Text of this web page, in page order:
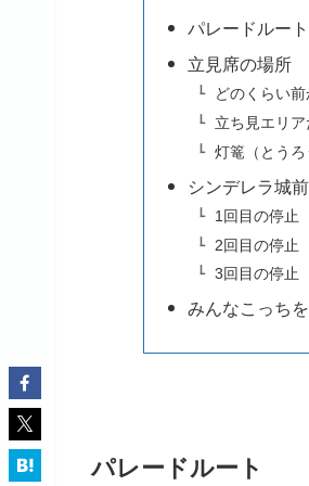
パレードルート
立見席の場所
どのくらい
立ち見エリ
灯篭（とう
シンデレラ城
1回目の停止
2回目の停止
3回目の停止
みんなこっち
パレードルート